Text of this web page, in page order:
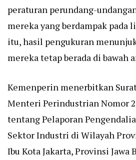
peraturan perundang-
mereka yang berdampak pada
itu, hasil pengukuran
mereka tetap berada di bawah
Kemenperin menerbitkan
Menteri Perindustrian Nomor
tentang Pelaporan
Sektor Industri di Wilayah
Ibu Kota Jakarta, Provinsi Jawa